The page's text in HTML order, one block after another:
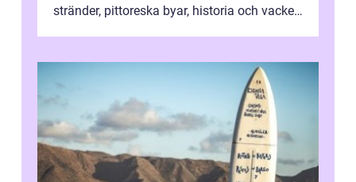
stränder, pittoreska byar, historia och vacker